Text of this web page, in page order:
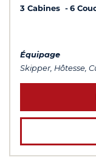
3 Cabines
6
Équipage
Skipper, Hôtesse,